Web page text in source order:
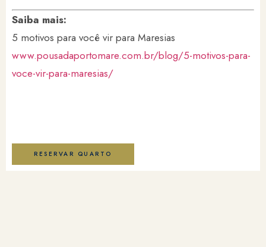
Saiba mais:
5 motivos para você vir para Maresias
www.pousadaportomare.com.br/blog/5-motivos-para-
voce-vir-para-maresias/
RESERVAR QUARTO